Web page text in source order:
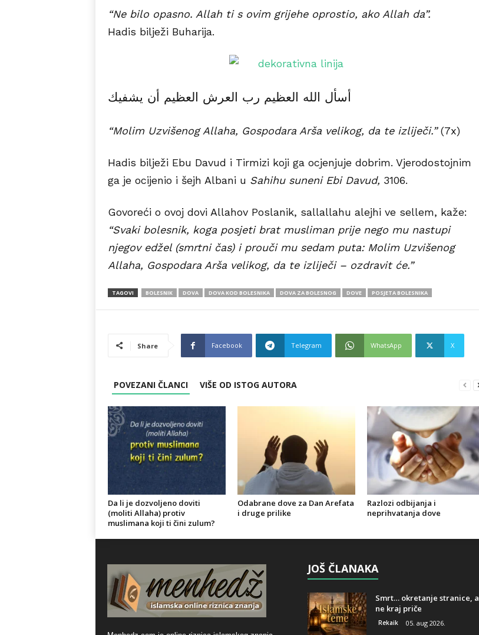
“Ne bilo opasno. Allah ti s ovim grijehe oprostio, ako Allah da”.
Hadis bilježi Buharija.
أسأل الله العظيم رب العرش العظيم أن يشفيك
“Molim Uzvišenog Allaha, Gospodara Arša velikog, da te izliječi.”(7x)
Hadis bilježi Ebu Davud i Tirmizi koji ga ocjenjuje dobrim. Vjerodostojnim
ga je ocijenio i šejh Albani u Sahihu suneni Ebi Davud, 3106.
Govoreći o ovoj dovi Allahov Poslanik, sallallahu alejhi ve sellem, kaže:
“Svaki bolesnik, koga posjeti brat musliman prije nego mu nastupi
njegov edžel (smrtni čas) i prouči mu sedam puta: Molim Uzvišenog
Allaha, Gospodara Arša velikog, da te izliječi – ozdravit će.”
TAGOVI BOLESNIK DOVA DOVA KOD BOLESNIKA DOVA ZA BOLESNOG DOVE POSJETA BOLESNIKA
Share Facebook Telegram WhatsApp X
POVEZANI ČLANCI VIŠE OD ISTOG AUTORA
Da li je dozvoljeno doviti
(moliti Allaha) protiv
muslimana koji ti čini zulum?
Odabrane dove za Dan Arefata
i druge prilike
Razlozi odbijanja i
neprihvatanja dove
JOŠ ČLANAKA
Smrt… okretanje stranice, a
ne kraj priče
Rekaik 05. aug 2026.